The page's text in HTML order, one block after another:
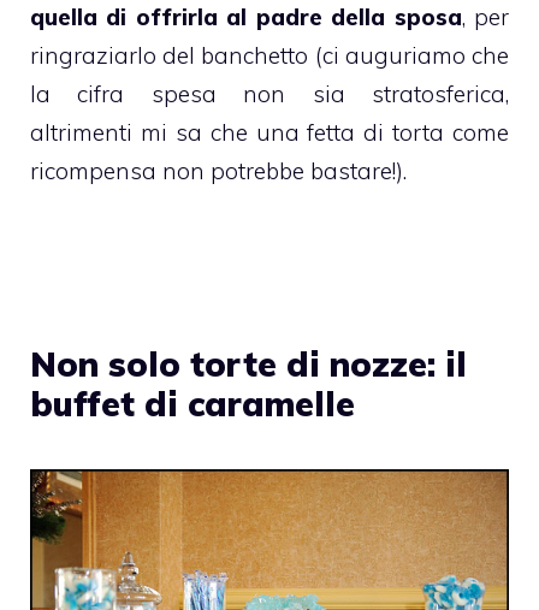
quella di offrirla al padre della sposa, per
ringraziarlo del banchetto (ci auguriamo che
la cifra spesa non sia stratosferica,
altrimenti mi sa che una fetta di torta come
ricompensa non potrebbe bastare!).
Non solo torte di nozze: il
buffet di caramelle